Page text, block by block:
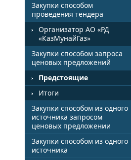
Закупки способом
проведения тендера
Организатор АО «РД
«КазМунайГаз»
Закупки способом запроса
ценовых предложений
Предстоящие
Итоги
Закупки способом из одного
источника запросом
ценовых предложении
Закупки способом из одного
источника